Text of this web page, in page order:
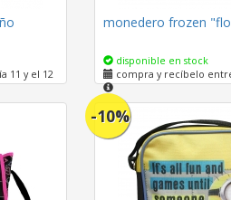
11 y el 12
monedero frozen
disponible en stock
compra y recíbelo
-10%